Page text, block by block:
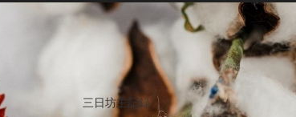
三日坊主記録